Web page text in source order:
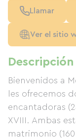
Descripción
Bienvenidos a
les ofrecemos
encantadoras
XVIII. Ambas
matrimonio
Llamar
Ver el sitio